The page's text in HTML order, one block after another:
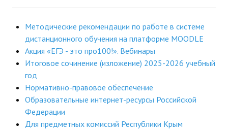
Методические рекомендации по работе в системе
дистанционного обучения на платформе MOODLE
Акция «ЕГЭ - это про100!». Вебинары
Итоговое сочинение (изложение) 2025-2026 учебный
год
Нормативно-правовое обеспечение
Образовательные интернет-ресурсы Российской
Федерации
Для предметных комиссий Республики Крым